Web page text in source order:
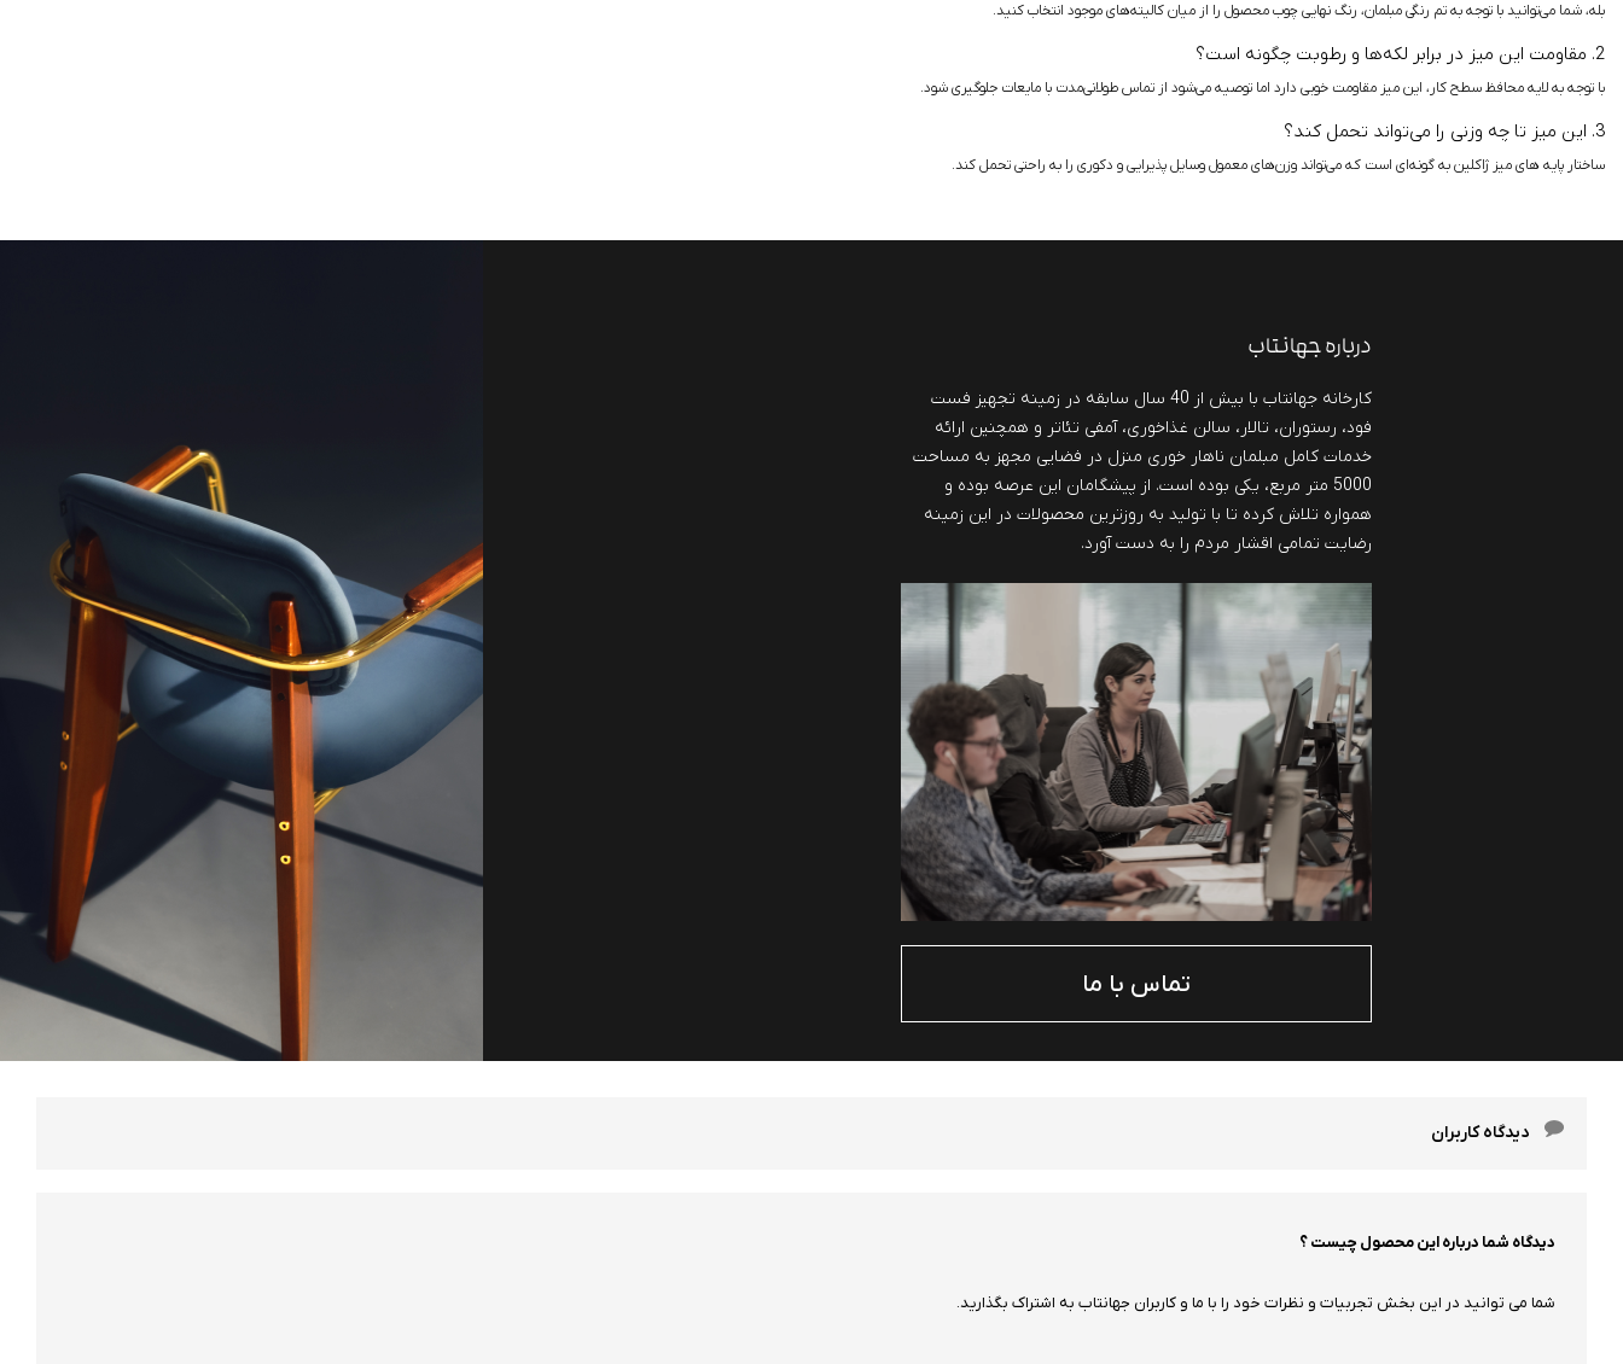
بله، شما می‌توانید با توجه به تم رنگی مبلمان، رنگ نهایی چوب محصول را از میان کالیته‌های موجود انتخاب کنید.
2. مقاومت این میز در برابر لکه‌ها و رطوبت چگونه است؟
با توجه به لایه محافظ سطح کار، این میز مقاومت خوبی دارد اما توصیه می‌شود از تماس طولانی‌مدت با مایعات جلوگیری شود.
3. این میز تا چه وزنی را می‌تواند تحمل کند؟
ساختار پایه های میز ژاکلین به گونه‌ای است که می‌تواند وزن‌های معمول وسایل پذیرایی و دکوری را به راحتی تحمل کند.
درباره جهانتاب
کارخانه جهانتاب با بیش از 40 سال سابقه در زمینه تجهیز فست
فود، رستوران، تالار، سالن غذاخوری، آمفی تئاتر و همچنین ارائه
خدمات کامل مبلمان ناهار خوری منزل در فضایی مجهز به مساحت
5000 متر مربع، یکی بوده است. از پیشگامان این عرصه بوده و
همواره تلاش کرده تا با تولید به روزترین محصولات در این زمینه
رضایت تمامی اقشار مردم را به دست آورد.
تماس با ما
دیدگاه کاربران
دیدگاه شما درباره این محصول چیست ؟
شما می توانید در این بخش تجربیات و نظرات خود را با ما و کاربران جهانتاب به اشتراک بگذارید.